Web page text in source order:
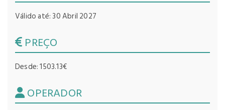
Válido até: 30 Abril 2027
PREÇO
Desde: 1503.13€
OPERADOR